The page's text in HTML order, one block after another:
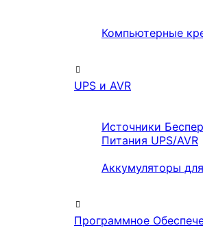
Компьютерные
UPS и AVR
Источники
Питания UPS/AVR
Аккумуляторы
Программное